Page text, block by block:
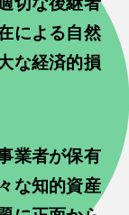
による自然
な経済的損
業者が保有
な知的資産